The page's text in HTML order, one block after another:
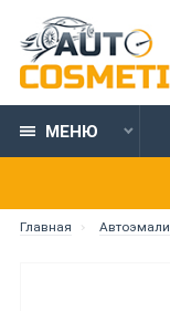
МЕНЮ
Главная Автоэмали